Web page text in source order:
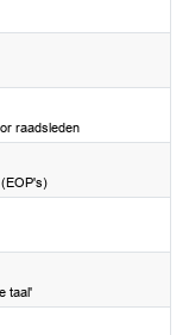
raadsleden
taal'